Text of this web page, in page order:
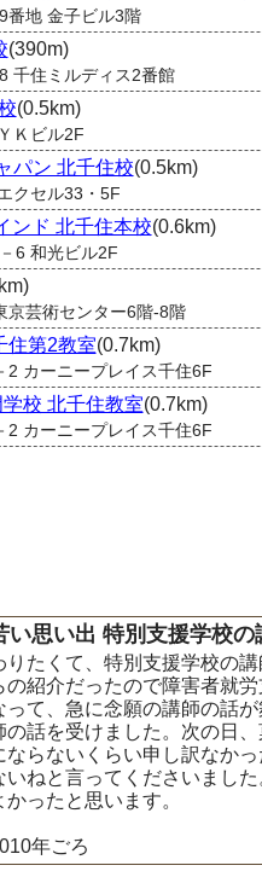
番地 金子ビル3階
(390m)
千住ミルディス2番館
(0.5km)
Ｋビル2F
パン 北千住校(0.5km)
クセル33・5F
ンド 北千住本校(0.6km)
6 和光ビル2F
京芸術センター6階-8階
住第2教室(0.7km)
2 カーニープレイス千住6F
校 北千住教室(0.7km)
2 カーニープレイス千住6F
い思い出 特別支援学校の
たくて、特別支援学校の
紹介だったので障害者就
って、急に念願の講師の話
話を受けました。次の日
ならないくらい申し訳なか
いねと言ってくださいまし
ったと思います。
年ごろ